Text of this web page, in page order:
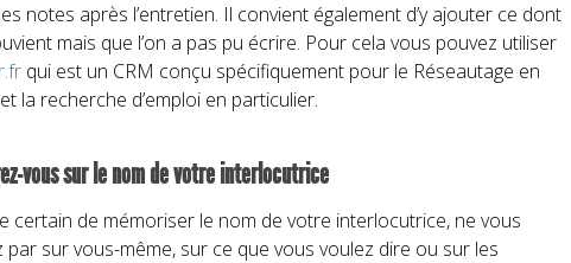
notes après l’entretien. Il convient également d’y ajouter ce dont
mais que l’on a pas pu écrire. Pour cela vous pouvez utiliser
qui est un CRM conçu spécifiquement pour le Réseautage en
la recherche d’emploi en particulier.
vous sur le nom de votre interlocutrice
certain de mémoriser le nom de votre interlocutrice, ne vous
par sur vous-même, sur ce que vous voulez dire ou sur les